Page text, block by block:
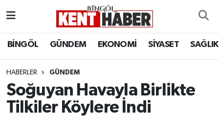
BİNGÖL GÜNDEM EKONOMİ SİYASET SAĞLIK
HABERLER GÜNDEM
Soğuyan Havayla Birlikte
Tilkiler Köylere İndi
BİLİM-TEKNOLOJİ
DÜNYA
EĞİTİM
Bingöl Hava Durumu
Bingöl Namaz Vakitleri
Bingöl Trafik Yoğunluk Haritası